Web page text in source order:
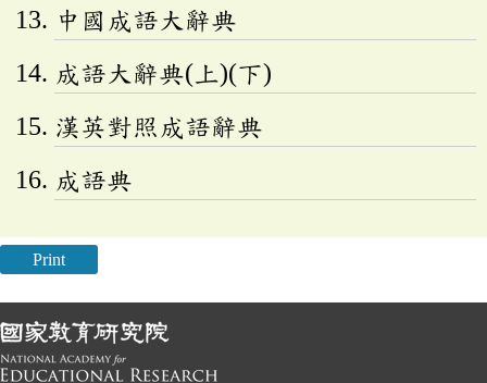
中國成語大辭典
成語大辭典(上)(下)
漢英對照成語辭典
成語典
Print